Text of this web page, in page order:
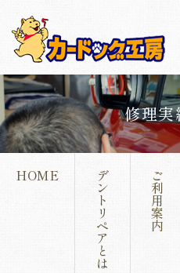
修理
HOME デ
ン
ト
リ
ペ
ア
と
は
ご
利
用
案
内